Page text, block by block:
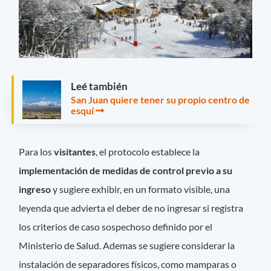
Leé también
San Juan quiere tener su propio centro de
esquí
Para losvisitantes , el protocolo establece la
implementación de medidas de control previo a su
ingresoy sugiere exhibir, en un formato visible, una
leyenda que advierta el deber de no ingresar si registra
los criterios de caso sospechoso definido por el
Ministerio de Salud. Ademas se sugiere considerar la
instalación de separadores físicos, como mamparas o